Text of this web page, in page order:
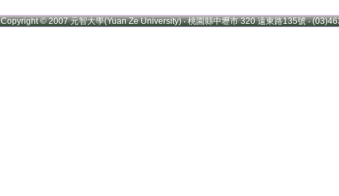
Copyright © 2007 元智大學(Yuan Ze University) ‧ 桃園縣中壢市 320 遠東路135號 ‧